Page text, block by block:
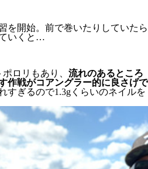
を開始。前で巻いたりしていたら
いくと…
ロリもあり、 流れのあるところ
作戦がコアングラー的に良さげで
すぎるので1.3gくらいのネイルを